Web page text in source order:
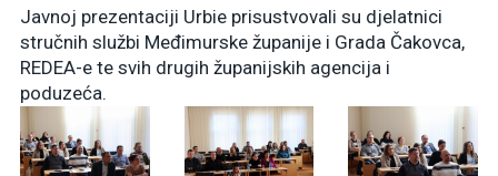
Javnoj prezentaciji Urbie prisustvovali su djelatnici
stručnih službi Međimurske županije i Grada Čakovca,
REDEA-e te svih drugih županijskih agencija i
poduzeća.